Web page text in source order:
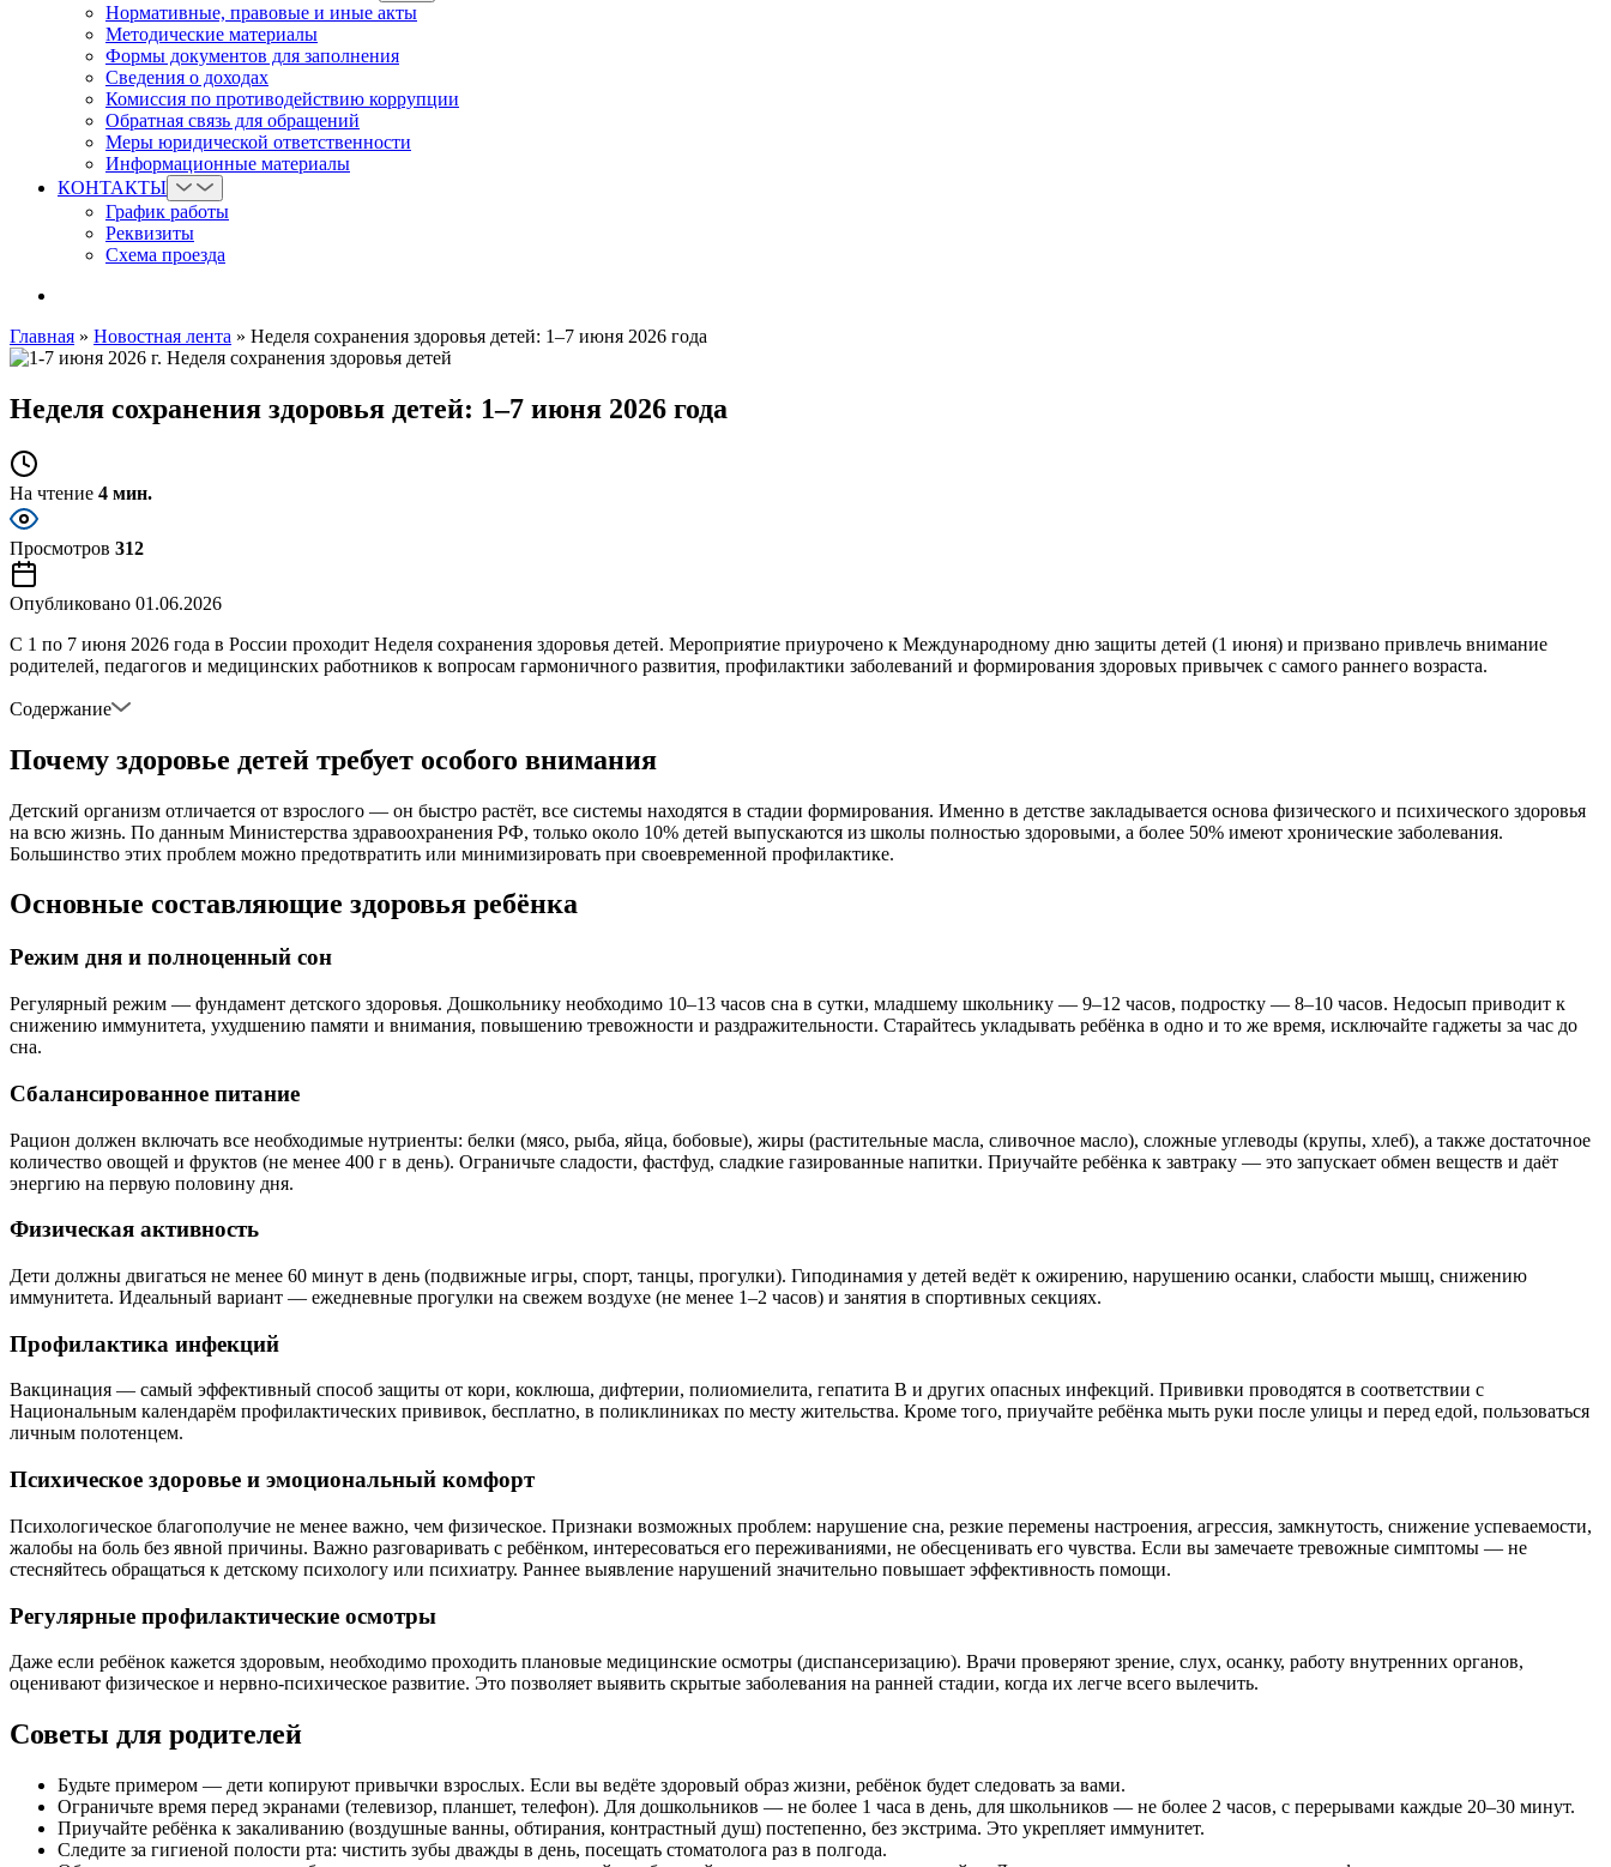
Нормативные, правовые и иные акты
Методические материалы
Формы документов для заполнения
Сведения о доходах
Комиссия по противодействию коррупции
Обратная связь для обращений
Меры юридической ответственности
Информационные материалы
КОНТАКТЫ
График работы
Реквизиты
Схема проезда
Главная » Новостная лента » Неделя сохранения здоровья детей: 1–7 июня 2026 года
Неделя сохранения здоровья детей: 1–7 июня 2026 года
На чтение 4 мин.
Просмотров 312
Опубликовано 01.06.2026
С 1 по 7 июня 2026 года в России проходит Неделя сохранения здоровья детей. Мероприятие приурочено к Международному дню защиты детей (1 июня) и призвано привлечь внимание
родителей, педагогов и медицинских работников к вопросам гармоничного развития, профилактики заболеваний и формирования здоровых привычек с самого раннего возраста.
Содержание
Почему здоровье детей требует особого внимания
Детский организм отличается от взрослого — он быстро растёт, все системы находятся в стадии формирования. Именно в детстве закладывается основа физического и психического здоровья
на всю жизнь. По данным Министерства здравоохранения РФ, только около 10% детей выпускаются из школы полностью здоровыми, а более 50% имеют хронические заболевания.
Большинство этих проблем можно предотвратить или минимизировать при своевременной профилактике.
Основные составляющие здоровья ребёнка
Режим дня и полноценный сон
Регулярный режим — фундамент детского здоровья. Дошкольнику необходимо 10–13 часов сна в сутки, младшему школьнику — 9–12 часов, подростку — 8–10 часов. Недосып приводит к
снижению иммунитета, ухудшению памяти и внимания, повышению тревожности и раздражительности. Старайтесь укладывать ребёнка в одно и то же время, исключайте гаджеты за час до
сна.
Сбалансированное питание
Рацион должен включать все необходимые нутриенты: белки (мясо, рыба, яйца, бобовые), жиры (растительные масла, сливочное масло), сложные углеводы (крупы, хлеб), а также достаточное
количество овощей и фруктов (не менее 400 г в день). Ограничьте сладости, фастфуд, сладкие газированные напитки. Приучайте ребёнка к завтраку — это запускает обмен веществ и даёт
энергию на первую половину дня.
Физическая активность
Дети должны двигаться не менее 60 минут в день (подвижные игры, спорт, танцы, прогулки). Гиподинамия у детей ведёт к ожирению, нарушению осанки, слабости мышц, снижению
иммунитета. Идеальный вариант — ежедневные прогулки на свежем воздухе (не менее 1–2 часов) и занятия в спортивных секциях.
Профилактика инфекций
Вакцинация — самый эффективный способ защиты от кори, коклюша, дифтерии, полиомиелита, гепатита В и других опасных инфекций. Прививки проводятся в соответствии с
Национальным календарём профилактических прививок, бесплатно, в поликлиниках по месту жительства. Кроме того, приучайте ребёнка мыть руки после улицы и перед едой, пользоваться
личным полотенцем.
Психическое здоровье и эмоциональный комфорт
Психологическое благополучие не менее важно, чем физическое. Признаки возможных проблем: нарушение сна, резкие перемены настроения, агрессия, замкнутость, снижение успеваемости,
жалобы на боль без явной причины. Важно разговаривать с ребёнком, интересоваться его переживаниями, не обесценивать его чувства. Если вы замечаете тревожные симптомы — не
стесняйтесь обращаться к детскому психологу или психиатру. Раннее выявление нарушений значительно повышает эффективность помощи.
Регулярные профилактические осмотры
Даже если ребёнок кажется здоровым, необходимо проходить плановые медицинские осмотры (диспансеризацию). Врачи проверяют зрение, слух, осанку, работу внутренних органов,
оценивают физическое и нервно-психическое развитие. Это позволяет выявить скрытые заболевания на ранней стадии, когда их легче всего вылечить.
Советы для родителей
Будьте примером — дети копируют привычки взрослых. Если вы ведёте здоровый образ жизни, ребёнок будет следовать за вами.
Ограничьте время перед экранами (телевизор, планшет, телефон). Для дошкольников — не более 1 часа в день, для школьников — не более 2 часов, с перерывами каждые 20–30 минут.
Приучайте ребёнка к закаливанию (воздушные ванны, обтирания, контрастный душ) постепенно, без экстрима. Это укрепляет иммунитет.
Следите за гигиеной полости рта: чистить зубы дважды в день, посещать стоматолога раз в полгода.